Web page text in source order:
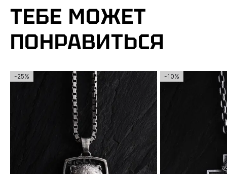
ТЕБЕ МОЖЕТ
ПОНРАВИТЬСЯ
-25% -10%